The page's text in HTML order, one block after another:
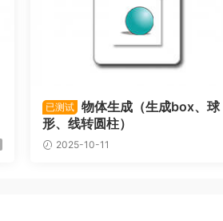
已测试
物体生成（生成box、球
形、线转圆柱）
2025-10-11